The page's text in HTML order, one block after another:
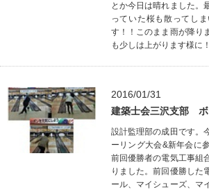
とか今日は晴れました。
っていた桜も散ってし
す！！このまま雨が降り
も少しは上がります様に
2016/01/31
建築士会三沢支部 ボ
設計監理部の成田です。
ーリング大会&新年会に
前回優勝者の電気工事組
りました。前回優勝した
ール、マイシューズ、マ